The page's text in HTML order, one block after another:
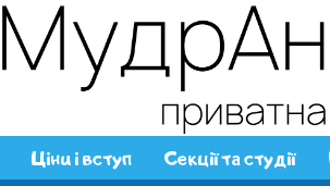
Ціни і вступ Секції та студії